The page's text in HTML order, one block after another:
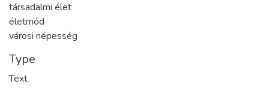
társadalmi élet
életmód
városi népesség
Type
Text